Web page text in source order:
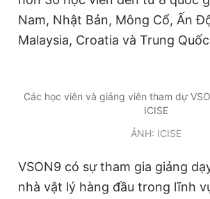
Đọc Thanh Niên trên điện thoại
Theo dõi báo trên
Liên hệ
Đặt báo Quảng cáo RSS Tòa
Nam, Nhật Bản, Mông Cổ, Ấn
Malaysia, Croatia và Trung
Các học viên và giảng viên tham dự
ICISE
ẢNH: ICISE
VSON9 có sự tham gia giảng
nhà vật lý hàng đầu trong lĩnh